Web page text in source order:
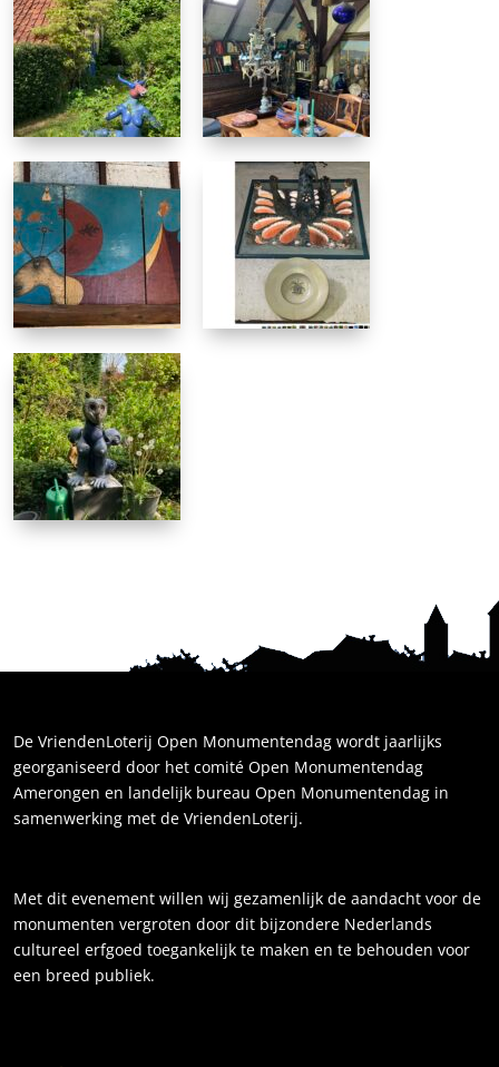
De VriendenLoterij Open Monumentendag wordt jaarlijks
georganiseerd door het comité Open Monumentendag
Amerongen en landelijk bureau Open Monumentendag in
samenwerking met de VriendenLoterij.
Met dit evenement willen wij gezamenlijk de aandacht voor de
monumenten vergroten door dit bijzondere Nederlands
cultureel erfgoed toegankelijk te maken en te behouden voor
een breed publiek.